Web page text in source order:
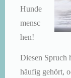
Hunde
mensc
hen!
Diesen Spruch
häufig gehört,